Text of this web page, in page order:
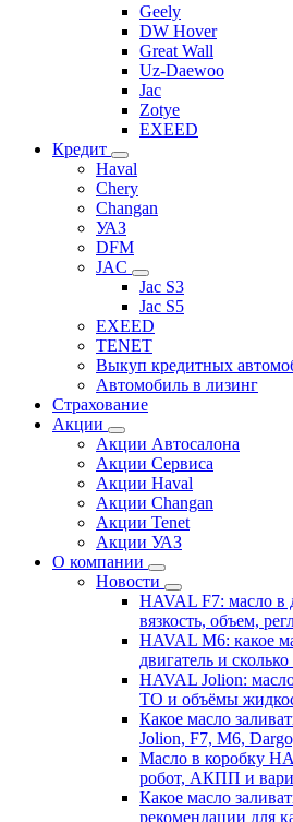
Geely
DW Hover
Great Wall
Uz-Daewoo
Jac
Zotye
EXEED
Кредит
Haval
Chery
Changan
УАЗ
DFM
JAC
Jac S3
Jac S5
EXEED
TENET
Выкуп кредитных
Автомобиль в лизинг
Страхование
Акции
Акции Автосалона
Акции Сервиса
Акции Haval
Акции Changan
Акции Tenet
Акции УАЗ
О компании
Новости
HAVAL F7: масло в
вязкость, объем,
HAVAL M6: какое
двигатель и
HAVAL Jolion:
ТО и объёмы
Какое масло
Jolion, F7, M6,
Масло в коробку
робот, АКПП и
Какое масло
рекомендации для